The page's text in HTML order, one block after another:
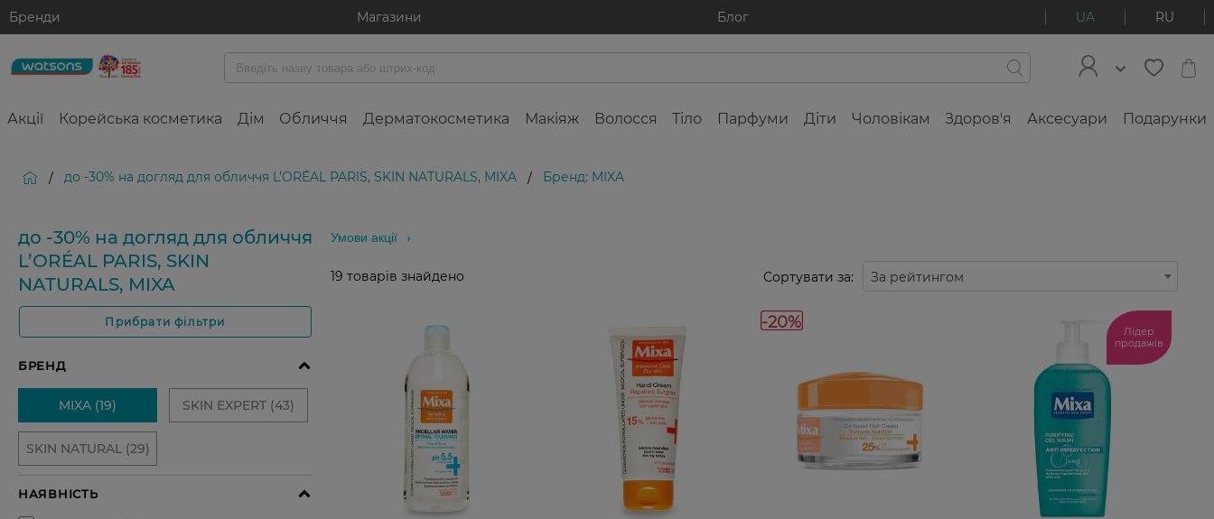
Бренди Магазини Блог UA RU
Акції Корейська косметика Дім Обличчя Дерматокосметика Макіяж Волосся Тіло Парфуми Діти Чоловікам Здоров'я Аксесуари Подарунки
/ до -30% на догляд для обличчя L’ORÉAL PARIS, SKIN NATURALS, MIXA / Бренд: MIXA
до -30% на догляд для обличчя
L’ORÉAL PARIS, SKIN
NATURALS, MIXA
Прибрати фільтри
Умови акції
19 товарів знайдено Сортувати за: За рейтингом
-20%
Лідер
продажів